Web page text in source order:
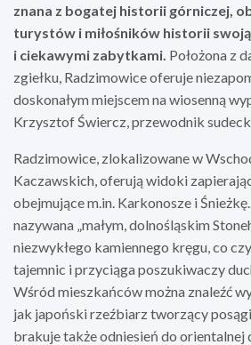
znana z bogatej historii górniczej,
turystów i miłośników historii
i ciekawymi zabytkami. Położona z
zgiełku, Radzimowice oferuje
doskonałym miejscem na wiosenną
Krzysztof Świercz, przewodnik
Radzimowice, zlokalizowane w
Kaczawskich, oferują widoki
obejmujące m.in. Karkonosze i
nazywana „małym, dolnośląskim
niezwykłego kamiennego kręgu, co
tajemnic i przyciąga poszukiwaczy
Wśród mieszkańców można znaleźć
jak japoński rzeźbiarz tworzący
brakuje także odniesień do orientalnej